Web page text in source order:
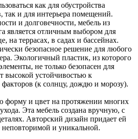
как для обустройства
так и для интерьера помещений.
и долговечности, мебель из
является отличным выбором для
на террасах, в садах и бассейнах.
безопасное решение для любого
Экологичный пластик, из которого
не только безопасен для
высокой устойчивостью к
(к солнцу, дождю и морозу).
форму и цвет на протяжении многих
Эта мебель создана вручную, с
Авторский дизайн придает ей
и уникальной.